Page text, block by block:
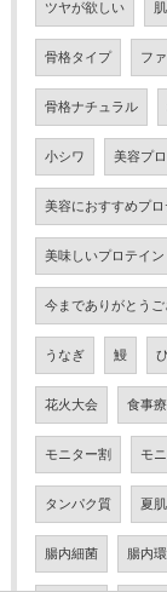
ツヤが欲しい
骨格タイプ フ
骨格ナチュラル
小シワ 美容プ
美容におすすめプロ
美味しいプロテイン
今までありがとうご
うなぎ 鰻
花火大会 食事
モニター割 モ
タンパク質 夏肌
腸内細菌 腸内